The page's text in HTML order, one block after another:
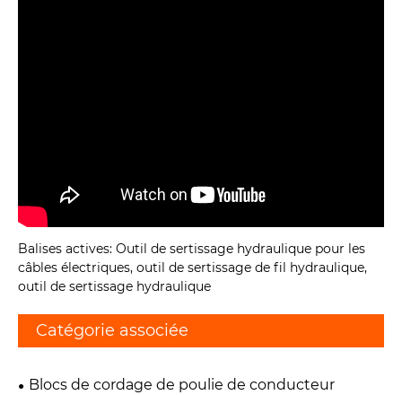
Balises actives: Outil de sertissage hydraulique pour les
câbles électriques, outil de sertissage de fil hydraulique,
outil de sertissage hydraulique
Catégorie associée
Blocs de cordage de poulie de conducteur